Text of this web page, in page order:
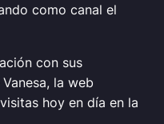
como canal el
con sus
la web
hoy en día en la